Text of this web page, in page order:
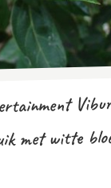
met witte